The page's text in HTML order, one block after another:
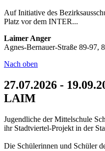
Auf Initiative des
Platz vor dem INTER...
Laimer Anger
Agnes-Bernauer-Straße 89-97,
Nach oben
27.07.2026 -
LAIM
Jugendliche der Mittelschule
ihr Stadtviertel-Projekt in der
Die Schülerinnen und Schüler